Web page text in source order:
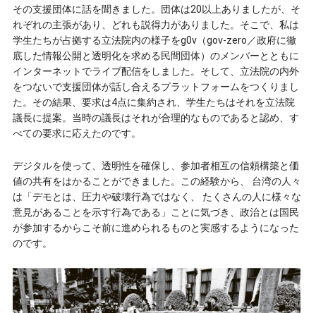
その支援団体に話を聞きました。団体は20以上ありましたが、そ
れぞれの主張があり、どれも説得力がありました。そこで、私は
学生たちが占拠する立法院内の様子をg0v（gov-zero／政府に徹
底した情報公開と透明化を求める民間団体）のメンバーとともに
インターネットでライブ配信をしました。そして、立法院の内外
をつないで支援団体が話し合えるプラットフォームをつくりまし
た。その結果、要求は4点に集約され、学生たちはそれを立法院
議長に提案。当時の議長はそれが合理的なものであると認め、す
べての要求に応えたのです。
デジタルを使って、透明性を確保し、参加者相互の信頼構築と価
値の共有をはかることができました。この経験から、 台湾の人々
は「デモとは、圧力や破壊行為ではなく、 たくさんの人に様々な
意見があることを示す行為である」ことに気づき、政治とは国民
が参加するからこそ前に進められるものと実感するようになった
のです。